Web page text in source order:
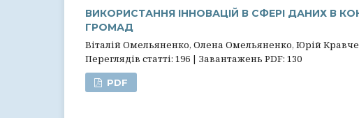
ВИКОРИСТАННЯ ІННОВАЦІЙ В СФЕРІ ДАНИХ В
ГРОМАД
Віталій Омельяненко, Олена Омельяненко, Юрій
Переглядів статті: 196 | Завантажень PDF: 130
PDF